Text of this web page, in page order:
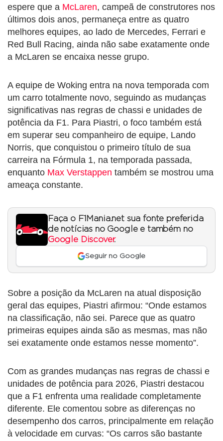
espere que a McLaren, campeã de construtores nos
últimos dois anos, permaneça entre as quatro
melhores equipes, ao lado de Mercedes, Ferrari e
Red Bull Racing, ainda não sabe exatamente onde
a McLaren se encaixa nesse grupo.
A equipe de Woking entra na nova temporada com
um carro totalmente novo, seguindo as mudanças
significativas nas regras de chassi e unidades de
potência da F1. Para Piastri, o foco também está
em superar seu companheiro de equipe, Lando
Norris, que conquistou o primeiro título de sua
carreira na Fórmula 1, na temporada passada,
enquanto Max Verstappen também se mostrou uma
ameaça constante.
Faça o F1Mania.net sua fonte preferida
de notícias no Google e também no
Google Discover.
Seguir no Google
Sobre a posição da McLaren na atual disposição
geral das equipes, Piastri afirmou: “Onde estamos
na classificação, não sei. Parece que as quatro
primeiras equipes ainda são as mesmas, mas não
sei exatamente onde estamos nesse momento”.
Com as grandes mudanças nas regras de chassi e
unidades de potência para 2026, Piastri destacou
que a F1 enfrenta uma realidade completamente
diferente. Ele comentou sobre as diferenças no
desempenho dos carros, principalmente em relação
à velocidade em curvas: “Os carros são bastante